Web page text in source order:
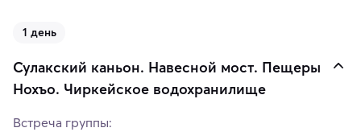
1 день
Сулакский каньон. Навесной мост. Пещеры
Нохъо. Чиркейское водохранилище
Встреча группы: